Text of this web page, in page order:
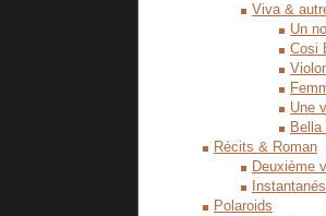
Viva &
Un
Cosi
Une
Bella
Récits & Roman
Deuxième
Instantanés
Polaroids